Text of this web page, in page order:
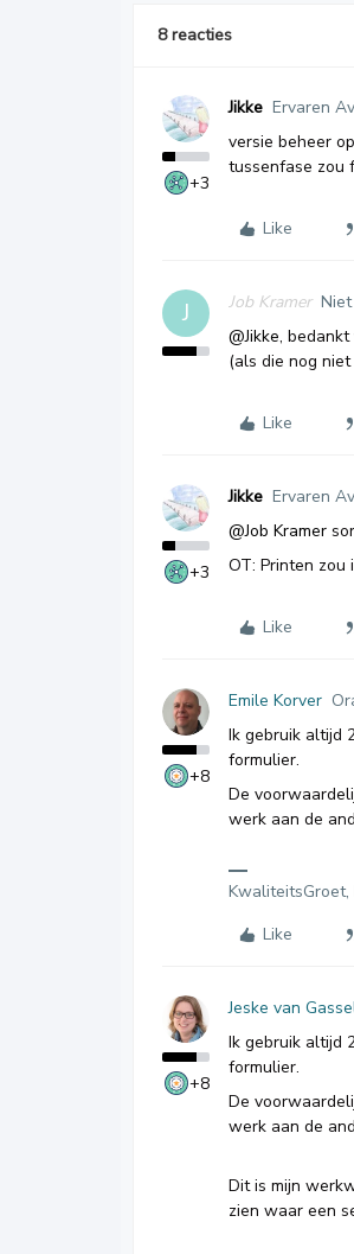
8 reacties
+3
Jikke Ervaren
versie beheer
tussenfase zou
Like
J Job Kramer
@Jikke,
(als die nog
Like
+3
Jikke Ervaren
@Job Kramer
OT: Printen zou
Like
+8
Emile Korver
Ik gebruik altijd
formulier.
De
werk aan de
KwaliteitsGroet,
Like
+8
Jeske van
Ik gebruik altijd
formulier.
De
werk aan de
Dit is mijn
zien waar een